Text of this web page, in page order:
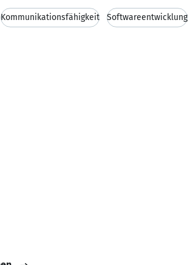
Kommunikationsfähigkeit Softwareentwicklung